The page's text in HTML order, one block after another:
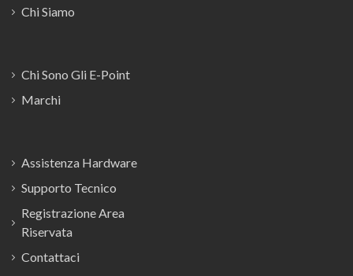
Chi Siamo
Chi Sono Gli E-Point
Marchi
Assistenza Hardware
Supporto Tecnico
Registrazione Area
Riservata
Contattaci